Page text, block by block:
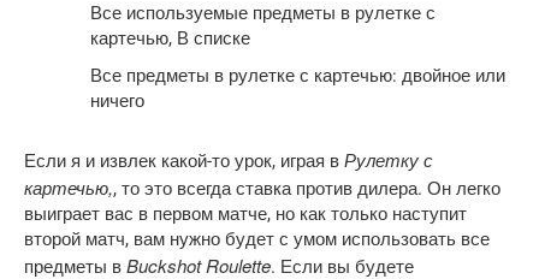
Все используемые предметы в рулетке с
картечью, В списке
Все предметы в рулетке с картечью: двойное или
ничего
Если я и извлек какой-то урок, играя в Рулетку с
картечью,, то это всегда ставка против дилера. Он легко
выиграет вас в первом матче, но как только наступит
второй матч, вам нужно будет с умом использовать все
предметы в Buckshot Roulette. Если вы будете